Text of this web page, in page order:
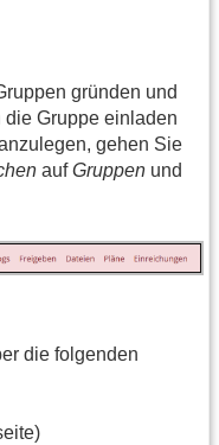
gründen und
Gruppe einladen
gehen Sie
aufGruppen und
die folgenden